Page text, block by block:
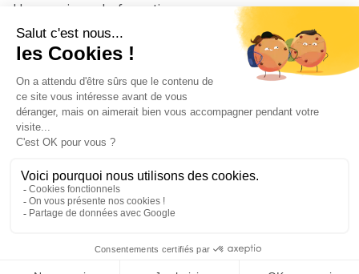
Un organisme de formation
Un conseiller
Une solution pour raccrocher
© 2026 - Côté Formations - par Via Compétences
Menu Pied de page
Mentions Légales
Politique de confidentialité